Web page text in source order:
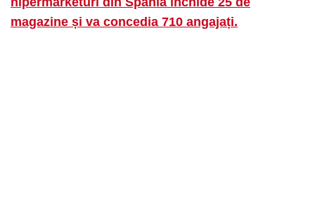
magazine și va concedia 710 angajați.